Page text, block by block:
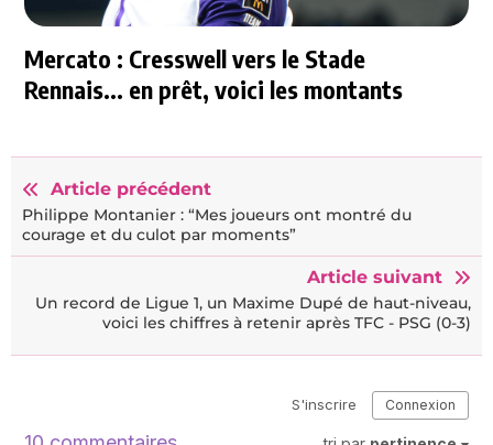
Mercato : Cresswell vers le Stade
Rennais... en prêt, voici les montants
Article précédent
Philippe Montanier : “Mes joueurs ont montré du
courage et du culot par moments”
Article suivant
Un record de Ligue 1, un Maxime Dupé de haut-niveau,
voici les chiffres à retenir après TFC - PSG (0-3)